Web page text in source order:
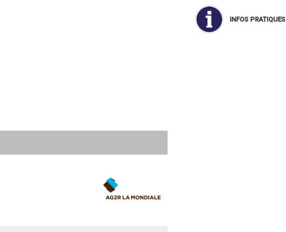
INFOS PRATIQUES